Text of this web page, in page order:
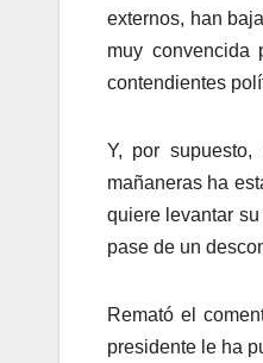
externos, han
muy
contendientes
Y, por
mañaneras ha
quiere levantar
pase de un
Remató el
presidente le ha